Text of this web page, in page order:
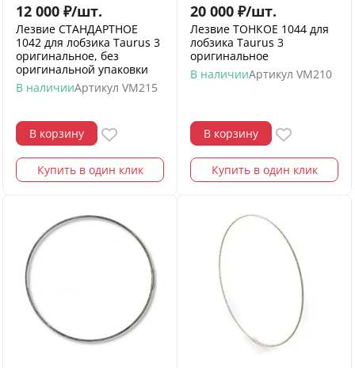
12 000 ₽/шт.
Лезвие СТАНДАРТНОЕ
1042 для лобзика Taurus 3
оригинальное, без
оригинальной упаковки
В наличииАртикул VM215
В корзину
Купить в один клик
20 000 ₽/шт.
Лезвие ТОНКОЕ 1044 для
лобзика Taurus 3
оригинальное
В наличииАртикул VM210
В корзину
Купить в один клик